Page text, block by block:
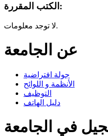
الكتب المقررة:
لا توجد معلومات.
عن الجامعة
جولة افتراضية
الأنظمة و اللوائح
التوظيف
دليل الهاتف
في الجامعة